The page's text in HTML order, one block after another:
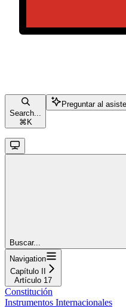
Search...
⌘ K
Preguntar al
Buscar...
Navigation
Capítulo II
Artículo 17
Constitución
Instrumentos Internacionales